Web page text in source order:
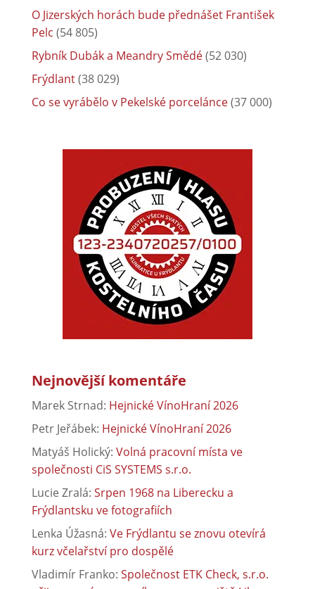
O Jizerských horách bude přednášet František
Pelc (54 805)
Rybník Dubák a Meandry Smědé(52 030)
Frýdlant(38 029)
Co se vyrábělo v Pekelské porcelánce(37 000)
Nejnovější komentáře
Marek Strnad: Hejnické VínoHraní 2026
Petr Jeřábek: Hejnické VínoHraní 2026
Matyáš Holický: Volná pracovní místa ve
společnosti CiS SYSTEMS s.r.o.
Lucie Zralá: Srpen 1968 na Liberecku a
Frýdlantsku ve fotografiích
Lenka Úžasná: Ve Frýdlantu se znovu otevírá
kurz včelařství pro dospělé
Vladimír Franko: Společnost ETK Check, s.r.o.